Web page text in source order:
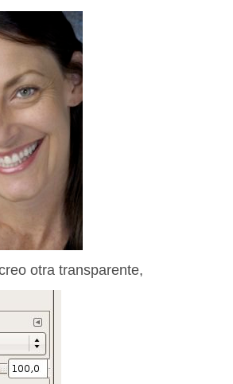
otra transparente,